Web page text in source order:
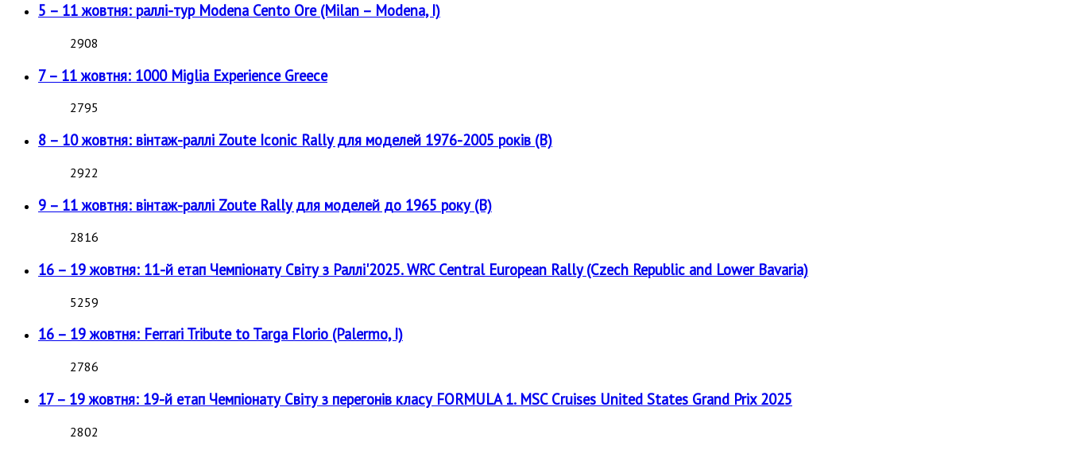
5 – 11 жовтня: раллі-тур Modena Cento Ore (Milan – Modena, I)
2908
7 – 11 жовтня: 1000 Miglia Experience Greece
2795
8 – 10 жовтня: вінтаж-раллі Zoute Iconic Rally для моделей 1976-2005 років (B)
2922
9 – 11 жовтня: вінтаж-раллі Zoute Rally для моделей до 1965 року (B)
2816
16 – 19 жовтня: 11-й етап Чемпіонату Світу з Раллі'2025. WRC Central European Rally (Czech Republic and Lower Bavaria)
5259
16 – 19 жовтня: Ferrari Tribute to Targa Florio (Palermo, I)
2786
17 – 19 жовтня: 19-й етап Чемпіонату Світу з перегонів класу FORMULA 1. MSC Cruises United States Grand Prix 2025
2802